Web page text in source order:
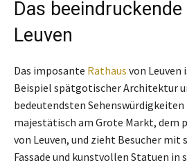
Das
Leuven
Das imposante Rathaus von Leuven
Beispiel spätgotischer Architektur
bedeutendsten
majestätisch am Grote Markt, dem
von Leuven, und zieht Besucher mit
Fassade und kunstvollen Statuen in